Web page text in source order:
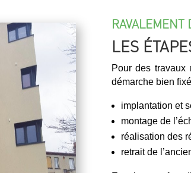
RAVALEMENT
LES
Pour des travaux
démarche bien
implantation et
montage de
réalisation des
retrait de